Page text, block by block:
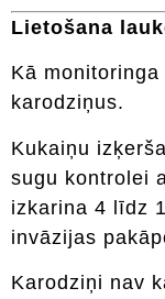
Lietošana
Kā
karodziņus.
Kukaiņu
sugu kontrolei
izkarina 4 līdz
invāzijas
Karodziņi nav